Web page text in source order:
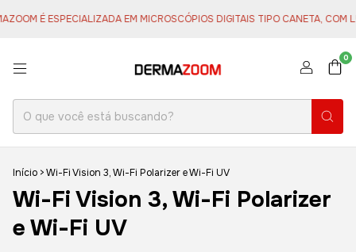
É ESPECIALIZADA EM MICROSCÓPIOS DIGITAIS TIPO CANETA, COM LUZ
0
Início >Wi-Fi Vision 3, Wi-Fi Polarizer e Wi-Fi UV
Wi-Fi Vision 3, Wi-Fi Polarizer
e Wi-Fi UV